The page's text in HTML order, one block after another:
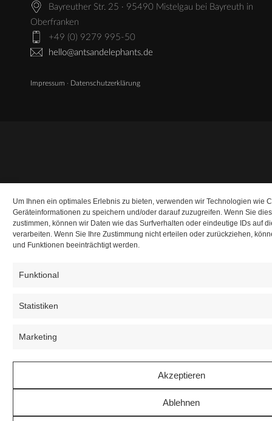
Um Ihnen ein optimales Erlebnis zu bieten, verwenden wir Technologien wie
Geräteinformationen zu speichern und/oder darauf zuzugreifen. Wenn Sie
zustimmen, können wir Daten wie das Surfverhalten oder eindeutige IDs auf
verarbeiten. Wenn Sie Ihre Zustimmung nicht erteilen oder zurückziehen,
und Funktionen beeinträchtigt werden.
Funktional
Statistiken
Marketing
Akzeptieren
Ablehnen
Bayreuther Str. 25 · 95490 Mistelgau bei Bayreuth in
Oberfranken
+49 (0) 9279 995-50
hello@antsandelephants.de
Impressum · Datenschutzerklärung